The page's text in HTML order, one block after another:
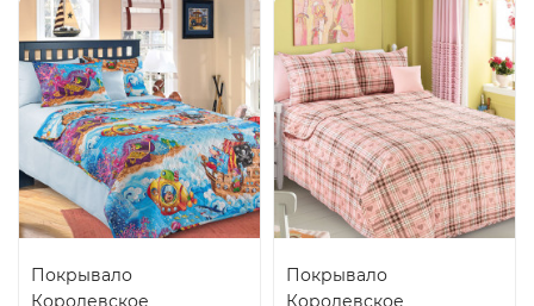
Покрывало
Королевское
Покрывало
Королевское